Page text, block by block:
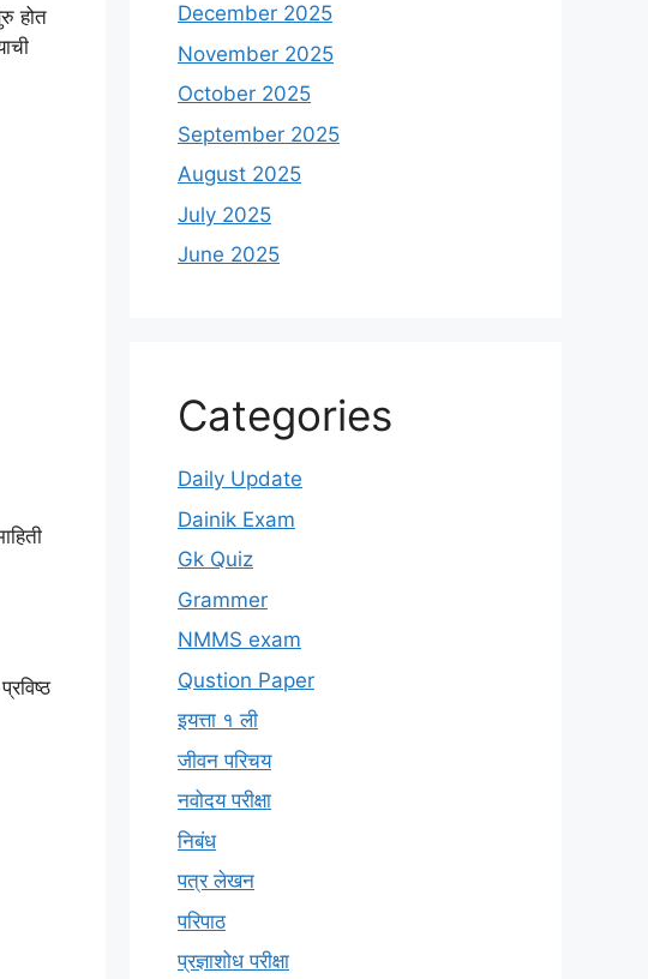
होत
December 2025
November 2025
October 2025
September 2025
August 2025
July 2025
June 2025
Categories
Daily Update
Dainik Exam
Gk Quiz
Grammer
NMMS exam
Qustion Paper
इयत्ता १ ली
जीवन परिचय
नवोदय परीक्षा
निबंध
पत्र लेखन
परिपाठ
प्रज्ञाशोध परीक्षा